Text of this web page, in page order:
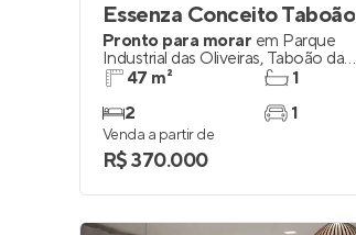
Essenza Conceito Taboão
Pronto para morar em Parque
Industrial das Oliveiras, Taboão da
Serra47 m²
2
1
1
Venda a partir de
R$ 370.000